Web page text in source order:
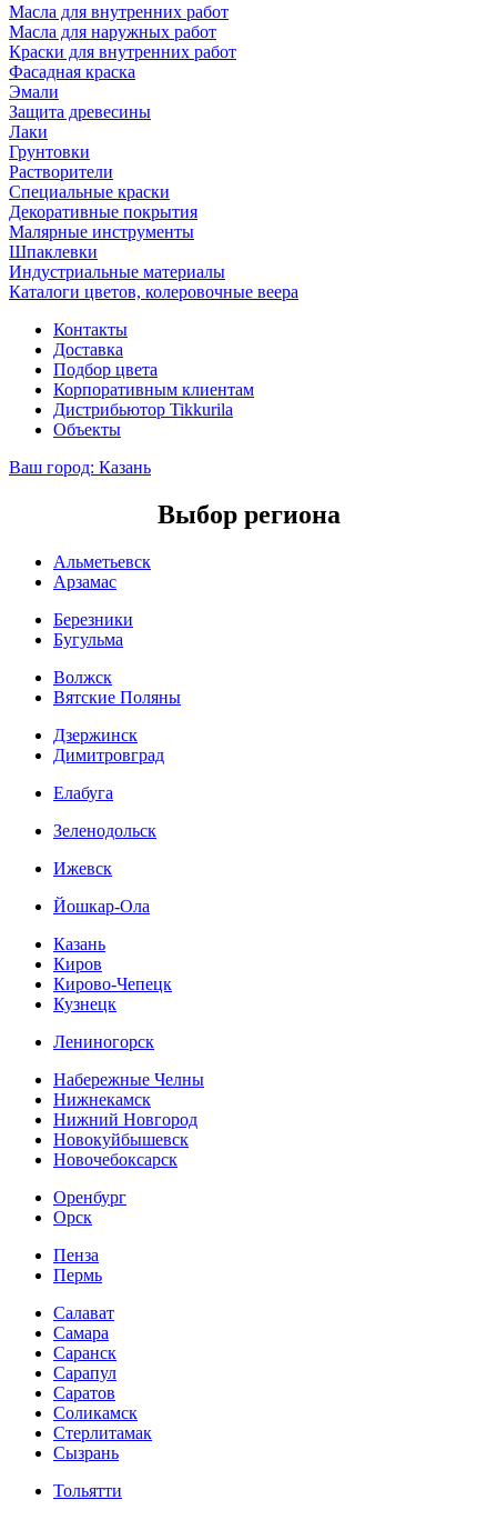
Масла для внутренних работ
Масла для наружных работ
Краски для внутренних работ
Фасадная краска
Эмали
Защита древесины
Лаки
Грунтовки
Растворители
Специальные краски
Декоративные покрытия
Малярные инструменты
Шпаклевки
Индустриальные материалы
Каталоги цветов, колеровочные веера
Контакты
Доставка
Подбор цвета
Корпоративным клиентам
Дистрибьютор Tikkurila
Объекты
Ваш город: Казань
Выбор региона
Альметьевск
Арзамас
Березники
Бугульма
Волжск
Вятские Поляны
Дзержинск
Димитровград
Елабуга
Зеленодольск
Ижевск
Йошкар-Ола
Казань
Киров
Кирово-Чепецк
Кузнецк
Лениногорск
Набережные Челны
Нижнекамск
Нижний Новгород
Новокуйбышевск
Новочебоксарск
Оренбург
Орск
Пенза
Пермь
Салават
Самара
Саранск
Сарапул
Саратов
Соликамск
Стерлитамак
Сызрань
Тольятти